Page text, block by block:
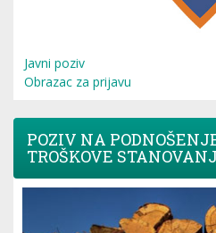
Javni poziv
Obrazac za prijavu
POZIV NA
TROŠKOVE